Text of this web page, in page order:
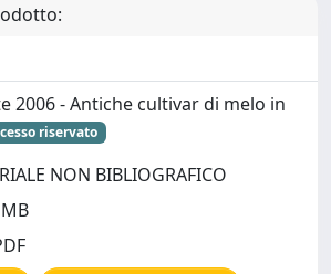
2006 - Antiche cultivar di melo in
riservato
NON BIBLIOGRAFICO